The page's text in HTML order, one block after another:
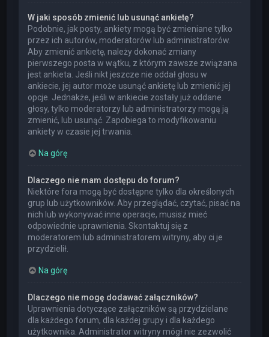
W jaki sposób zmienić lub usunąć ankietę?
Podobnie, jak posty, ankiety mogą być zmieniane tylko
przez ich autorów, moderatorów lub administratorów.
Aby zmienić ankietę, należy dokonać zmiany
pierwszego posta w wątku, z którym zawsze związana
jest ankieta. Jeśli nikt jeszcze nie oddał głosu w
ankiecie, jej autor może usunąć ankietę lub zmienić jej
opcje. Jednakże, jeśli w ankiecie zostały już oddane
głosy, tylko moderatorzy lub administratorzy mogą ją
zmienić, lub usunąć. Zapobiega to modyfikowaniu
ankiety w czasie jej trwania.
Na górę
Dlaczego nie mam dostępu do forum?
Niektóre fora mogą być dostępne tylko dla określonych
grup lub użytkowników. Aby przeglądać, czytać, pisać na
nich lub wykonywać inne operacje, musisz mieć
odpowiednie uprawnienia. Skontaktuj się z
moderatorem lub administratorem witryny, aby ci je
przydzielił.
Na górę
Dlaczego nie mogę dodawać załączników?
Uprawnienia dotyczące załączników są przydzielane
dla każdego forum, dla każdej grupy i dla każdego
użytkownika. Administrator witryny mógł nie zezwolić